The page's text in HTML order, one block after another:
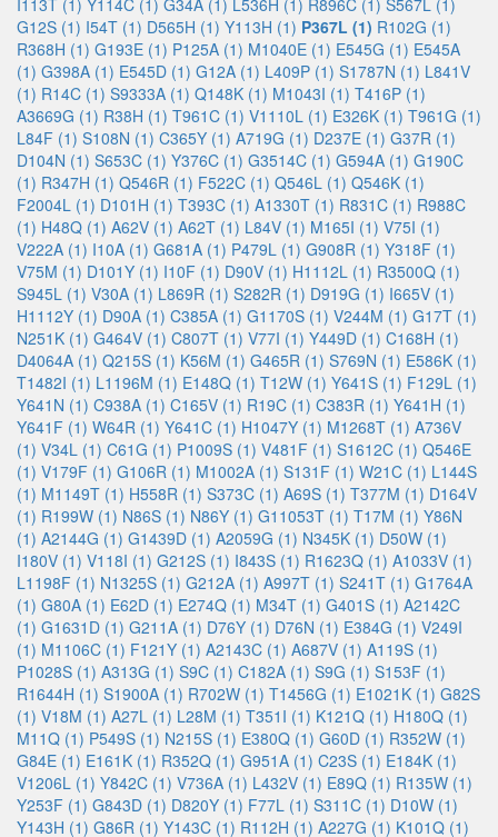
I113T (1) Y114C (1) G34A (1) L536H (1) R896C (1) S567L (1)
G12S (1) I54T (1) D565H (1) Y113H (1) P367L (1) R102G (1)
R368H (1) G193E (1) P125A (1) M1040E (1) E545G (1) E545A
(1) G398A (1) E545D (1) G12A (1) L409P (1) S1787N (1) L841V
(1) R14C (1) S9333A (1) Q148K (1) M1043I (1) T416P (1)
A3669G (1) R38H (1) T961C (1) V1110L (1) E326K (1) T961G (1)
L84F (1) S108N (1) C365Y (1) A719G (1) D237E (1) G37R (1)
D104N (1) S653C (1) Y376C (1) G3514C (1) G594A (1) G190C
(1) R347H (1) Q546R (1) F522C (1) Q546L (1) Q546K (1)
F2004L (1) D101H (1) T393C (1) A1330T (1) R831C (1) R988C
(1) H48Q (1) A62V (1) A62T (1) L84V (1) M165I (1) V75I (1)
V222A (1) I10A (1) G681A (1) P479L (1) G908R (1) Y318F (1)
V75M (1) D101Y (1) I10F (1) D90V (1) H1112L (1) R3500Q (1)
S945L (1) V30A (1) L869R (1) S282R (1) D919G (1) I665V (1)
H1112Y (1) D90A (1) C385A (1) G1170S (1) V244M (1) G17T (1)
N251K (1) G464V (1) C807T (1) V77I (1) Y449D (1) C168H (1)
D4064A (1) Q215S (1) K56M (1) G465R (1) S769N (1) E586K (1)
T1482I (1) L1196M (1) E148Q (1) T12W (1) Y641S (1) F129L (1)
Y641N (1) C938A (1) C165V (1) R19C (1) C383R (1) Y641H (1)
Y641F (1) W64R (1) Y641C (1) H1047Y (1) M1268T (1) A736V
(1) V34L (1) C61G (1) P1009S (1) V481F (1) S1612C (1) Q546E
(1) V179F (1) G106R (1) M1002A (1) S131F (1) W21C (1) L144S
(1) M1149T (1) H558R (1) S373C (1) A69S (1) T377M (1) D164V
(1) R199W (1) N86S (1) N86Y (1) G11053T (1) T17M (1) Y86N
(1) A2144G (1) G1439D (1) A2059G (1) N345K (1) D50W (1)
I180V (1) V118I (1) G212S (1) I843S (1) R1623Q (1) A1033V (1)
L1198F (1) N1325S (1) G212A (1) A997T (1) S241T (1) G1764A
(1) G80A (1) E62D (1) E274Q (1) M34T (1) G401S (1) A2142C
(1) G1631D (1) G211A (1) D76Y (1) D76N (1) E384G (1) V249I
(1) M1106C (1) F121Y (1) A2143C (1) A687V (1) A119S (1)
P1028S (1) A313G (1) S9C (1) C182A (1) S9G (1) S153F (1)
R1644H (1) S1900A (1) R702W (1) T1456G (1) E1021K (1) G82S
(1) V18M (1) A27L (1) L28M (1) T351I (1) K121Q (1) H180Q (1)
M11Q (1) P549S (1) N215S (1) E380Q (1) G60D (1) R352W (1)
G84E (1) E161K (1) R352Q (1) G951A (1) C23S (1) E184K (1)
V1206L (1) Y842C (1) V736A (1) L432V (1) E89Q (1) R135W (1)
Y253F (1) G843D (1) D820Y (1) F77L (1) S311C (1) D10W (1)
Y143H (1) G86R (1) Y143C (1) R112H (1) A227G (1) K101Q (1)